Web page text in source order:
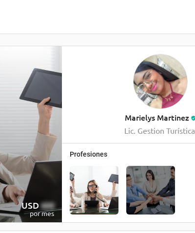
USD 600
por mes
Marielys Martinez
Lic. Gestion Turística.
Profesiones